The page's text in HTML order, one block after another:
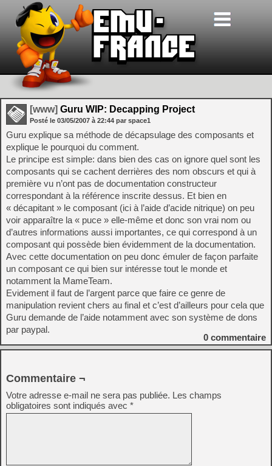
[www] Guru WIP: Decapping Project
Posté le 03/05/2007 à 22:44 par space1
Guru explique sa méthode de décapsulage des composants et
explique le pourquoi du comment.
Le principe est simple: dans bien des cas on ignore quel sont les
composants qui se cachent derrières des nom obscurs et qui à
première vu n’ont pas de documentation constructeur
correspondant à la référence inscrite dessus. Et bien en
« décapitant » le composant (ici à l’aide d’acide nitrique) on peu
voir apparaître la « puce » elle-même et donc son vrai nom ou
d’autres informations aussi importantes, ce qui correspond à un
composant qui possède bien évidemment de la documentation.
Avec cette documentation on peu donc émuler de façon parfaite
un composant ce qui bien sur intéresse tout le monde et
notamment la MameTeam.
Evidement il faut de l’argent parce que faire ce genre de
manipulation revient chers au final et c’est d’ailleurs pour cela que
Guru demande de l’aide notamment avec son système de dons
par paypal.
0 commentaire
Commentaire ¬
Votre adresse e-mail ne sera pas publiée. Les champs
obligatoires sont indiqués avec *